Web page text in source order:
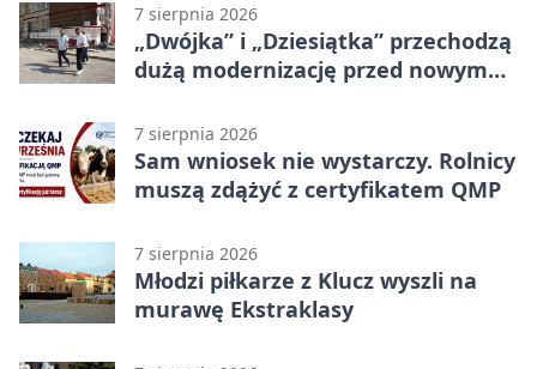
7 sierpnia 2026
„Dwójka” i „Dziesiątka” przechodzą
dużą modernizację przed nowym
7 sierpnia 2026
Sam wniosek nie wystarczy. Rolnicy
muszą zdążyć z certyfikatem QMP
7 sierpnia 2026
Młodzi piłkarze z Klucz wyszli na
murawę Ekstraklasy